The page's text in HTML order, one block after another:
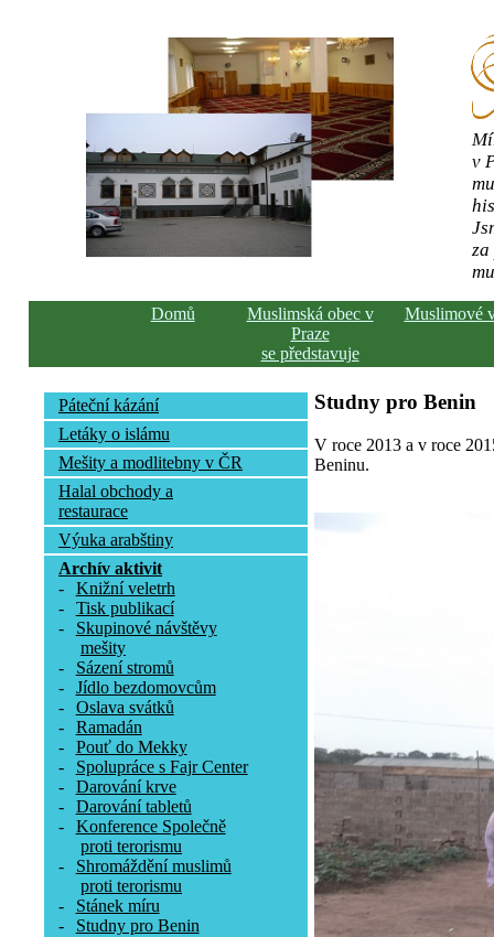
v
Domů
Muslimská obec v
Praze
se představuje
Muslimové
Páteční kázání
Letáky o islámu
Mešity a modlitebny v ČR
Halal obchody a
restaurace
Výuka arabštiny
Archív aktivit
-
Knižní veletrh
-
Tisk publikací
-
Skupinové návštěvy
mešity
-
Sázení stromů
-
Jídlo bezdomovcům
-
Oslava svátků
-
Ramadán
-
Pouť do Mekky
-
Spolupráce s Fajr Center
-
Darování krve
-
Darování tabletů
-
Konference Společně
proti terorismu
-
Shromáždění muslimů
proti terorismu
-
Stánek míru
-
Studny pro Benin
Studny pro Benin
V roce 2013 a v roce
Beninu.